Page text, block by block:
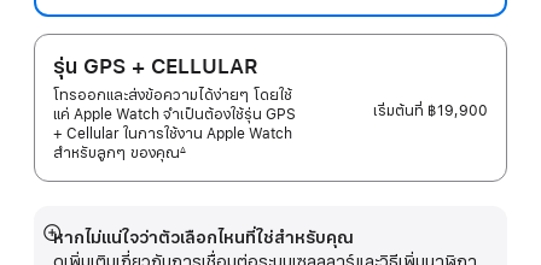
รุ่น GPS + CELLULAR
โทรออกและส่งข้อความได้ง่ายๆ โดยใช้
แค่ Apple Watch จำเป็นต้องใช้รุ่น GPS
+ Cellular ในการใช้งาน Apple Watch
สำหรับลูกๆ ของคุณ
เชิงอรรถ
∆
เริ่มต้นที่ ฿19,900
หากไม่แน่ใจว่าตัวเลือกไหนที่ใช่สำหรับคุณ
แสดง